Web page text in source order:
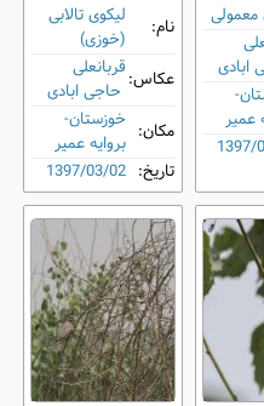
ابادی
عمیر
1397/
نام:
لیکوی تالابی
(خوزی)
عکاس:قربانعلی
حاجی ابادی
مکان: خوزستان-
بروایه عمیر
تاریخ: 1397/03/02